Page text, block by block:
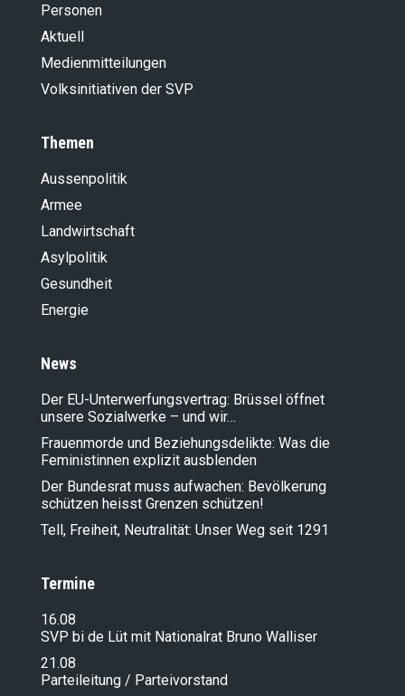
Personen
Aktuell
Medienmitteilungen
Volksinitiativen der SVP
Themen
Aussenpolitik
Armee
Landwirt­schaft
Asylpolitik
Gesundheit
Energie
News
Der EU-Unterwerfungsvertrag: Brüssel öffnet
unsere Sozialwerke – und wir…
Frauenmorde und Beziehungsdelikte: Was die
Feministinnen explizit ausblenden
Der Bundesrat muss aufwachen: Bevölkerung
schützen heisst Grenzen schützen!
Tell, Freiheit, Neutralität: Unser Weg seit 1291
Termine
16.08
SVP bi de Lüt mit Nationalrat Bruno Walliser
21.08
Parteileitung / Parteivorstand